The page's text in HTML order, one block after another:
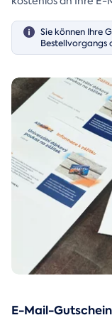
Sie können Ihre
Bestellvorgangs
E-Mail-Gutschein